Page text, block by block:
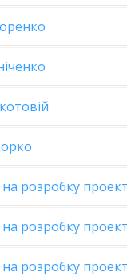
розробку
розробку
розробку